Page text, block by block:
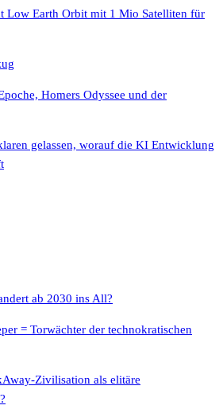
Low Earth Orbit mit 1 Mio Satelliten für
Homers Odyssee und der
gelassen, worauf die KI Entwicklung
ab 2030 ins All?
= Torwächter der technokratischen
Zivilisation als elitäre